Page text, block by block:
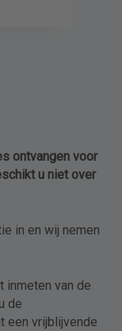
ontvangen voor
u niet over
in en wij nemen
inmeten van de
de
een vrijblijvende